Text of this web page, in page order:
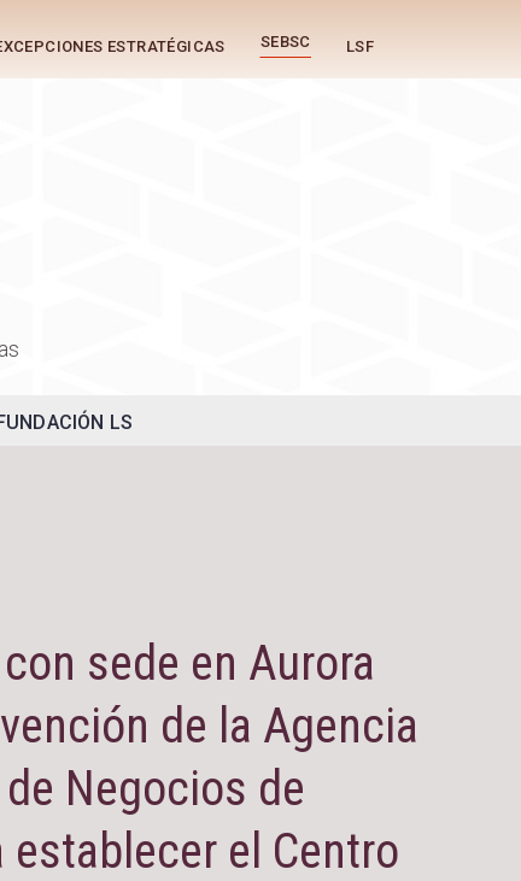
ESTRATÉGICAS SEBSC LSF
LS
sede en Aurora
de la Agencia
Negocios de
el Centro